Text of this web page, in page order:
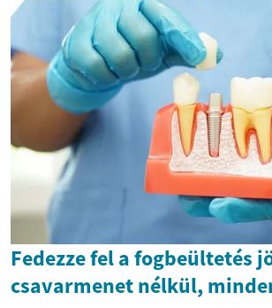
Fedezze fel a fogbeültetés
csavarmenet nélkül,